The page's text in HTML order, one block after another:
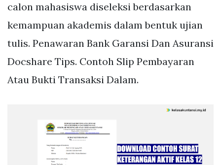
calon mahasiswa diseleksi berdasarkan
kemampuan akademis dalam bentuk ujian
tulis. Penawaran Bank Garansi Dan Asuransi
Docshare Tips. Contoh Slip Pembayaran
Atau Bukti Transaksi Dalam.